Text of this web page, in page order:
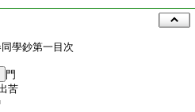
學鈔第一目次
門
苦